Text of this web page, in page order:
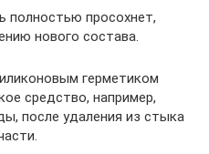
полностью просохнет,
нового состава.
герметиком
средство, например,
после удаления из стыка